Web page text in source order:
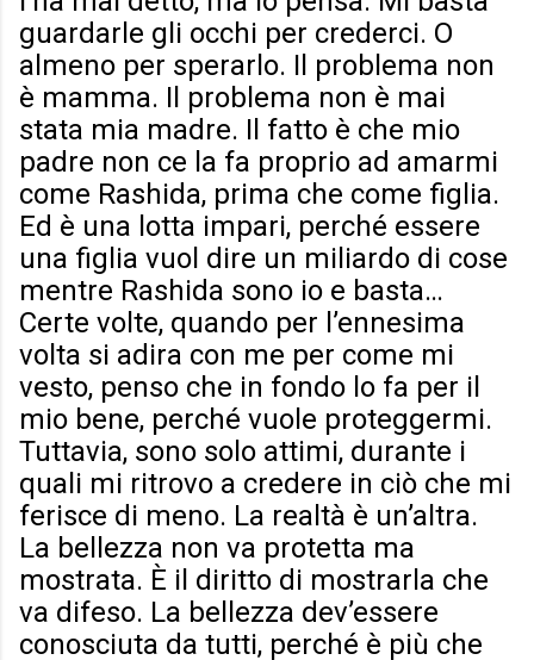
guardarle gli occhi per crederci. O
almeno per sperarlo. Il problema non
è mamma. Il problema non è mai
stata mia madre. Il fatto è che mio
padre non ce la fa proprio ad amarmi
come Rashida, prima che come figlia.
Ed è una lotta impari, perché essere
una figlia vuol dire un miliardo di cose
mentre Rashida sono io e basta…
Certe volte, quando per l’ennesima
volta si adira con me per come mi
vesto, penso che in fondo lo fa per il
mio bene, perché vuole proteggermi.
Tuttavia, sono solo attimi, durante i
quali mi ritrovo a credere in ciò che mi
ferisce di meno. La realtà è un’altra.
La bellezza non va protetta ma
mostrata. È il diritto di mostrarla che
va difeso. La bellezza dev’essere
conosciuta da tutti, perché è più che